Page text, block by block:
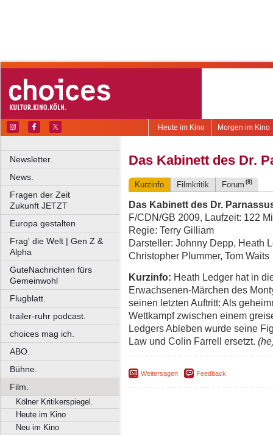
Morgen im Kino
Heute im Kino
Newsletter.
News.
Fragen der Zeit
Zukunft JETZT
Europa gestalten
Frag' die Welt | Gen Z &
Alpha
GuteNachrichten fürs
Gemeinwohl
Flugblatt.
trailer-ruhr podcast.
choices mag ich.
ABO.
Bühne.
Film.
Kölner Kritikerspiegel.
Heute im Kino
Neu im Kino
Das Kabinett des Dr.
Kurzinfo Filmkritik Forum (8)
Das Kabinett des Dr.
F/CDN/GB 2009, Laufzeit: 122
Regie: Terry Gilliam
Darsteller: Johnny Depp, Heath
Christopher Plummer, Tom Waits
Kurzinfo: Heath Ledger hat in
Erwachsenen-Märchen des
seinen letzten Auftritt: Als
Wettkampf zwischen einem
Ledgers Ableben wurde seine
Law und Colin Farrell ersetzt.
Weitersagen Feedback